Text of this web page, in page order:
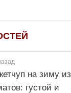
на зиму из
густой и